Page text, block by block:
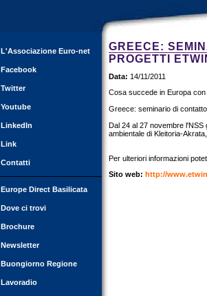
L'Associazione Euro-net
Facebook
Twitter
Youtube
LinkedIn
Link
Contatti
Europe Direct Basilicata
Dove ci trovi
Brochure
Newsletter
Buongiorno Regione
Lavoradio
GREECE:
PROGETTI
Data: 14/11/2011
Cosa succede in Europa con
Greece: seminario di
Dal 24 al 27 novembre
ambientale di Kleitoria-
Per ulteriori informazioni
Sito web: http://